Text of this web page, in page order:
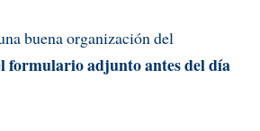
buena organización del
formulario adjunto antes del día